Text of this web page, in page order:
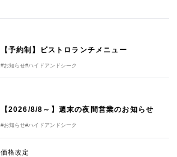
【予約制】ビストロランチメニュー
#お知らせ#ハイドアンドシーク
【2026/8/8～】週末の夜間営業のお知らせ
#お知らせ#ハイドアンドシーク
価格改定